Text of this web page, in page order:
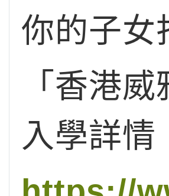
你的子女
「香港
入學詳情